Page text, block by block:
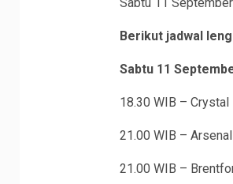
Berikut jadwal
Sabtu 11
18.30 WIB –
21.00 WIB –
21.00 WIB –